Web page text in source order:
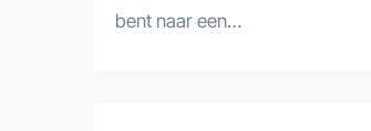
bent naar een…